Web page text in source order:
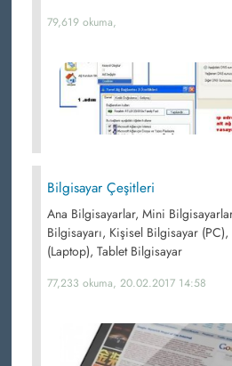
79,619 okuma,
Bilgisayar Çeşitleri
Ana Bilgisayarlar, Mini
Bilgisayarı, Kişisel Bilgisayar
(Laptop), Tablet Bilgisayar
77,233 okuma, 20.02.2017 14:58